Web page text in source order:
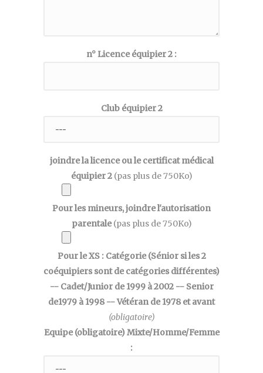
n° Licence équipier 2 :
Club équipier 2
joindre la licence ou le certificat médical
équipier 2(pas plus de 750Ko)
Pour les mineurs, joindre l'autorisation
parentale(pas plus de 750Ko)
Pour le XS : Catégorie (Sénior si les 2
coéquipiers sont de catégories différentes)
-- Cadet/Junior de 1999 à 2002 -- Senior
de1979 à 1998 -- Vétéran de 1978 et avant
(obligatoire)
Equipe (obligatoire) Mixte/Homme/Femme
: